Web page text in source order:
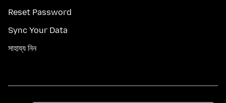
Reset Password
Sync Your Data
সাহায্য নিন